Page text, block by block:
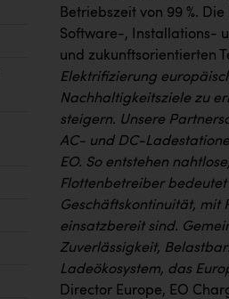
Betriebszeit von 99 %.
Software-, Installations-
und zukunftsorientierten
Elektrifizierung
Nachhaltigkeitsziele zu
steigern. Unsere
AC- und DC-
EO. So entstehen
Flottenbetreiber
Geschäftskontinuität, mit
einsatzbereit sind.
Zuverlässigkeit,
Ladeökosystem, das
Director Europe, EO